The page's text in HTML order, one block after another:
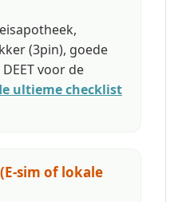
(3pin), goede
voor de
ultieme checklist
sim of lokale